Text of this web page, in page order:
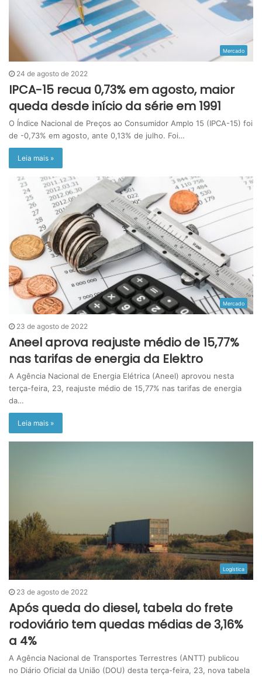
Mercado
24 de agosto de 2022
IPCA-15 recua 0,73% em agosto, maior
queda desde início da série em 1991
O Índice Nacional de Preços ao Consumidor Amplo 15 (IPCA-15) foi
de -0,73% em agosto, ante 0,13% de julho. Foi…
Leia mais »
Mercado
23 de agosto de 2022
Aneel aprova reajuste médio de 15,77%
nas tarifas de energia da Elektro
A Agência Nacional de Energia Elétrica (Aneel) aprovou nesta
terça-feira, 23, reajuste médio de 15,77% nas tarifas de energia
da…
Leia mais »
Logística
23 de agosto de 2022
Após queda do diesel, tabela do frete
rodoviário tem quedas médias de 3,16%
a 4%
A Agência Nacional de Transportes Terrestres (ANTT) publicou
no Diário Oficial da União (DOU) desta terça-feira, 23, nova tabela